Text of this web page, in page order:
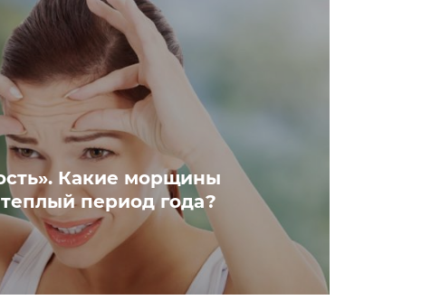
Какие морщины
период года?